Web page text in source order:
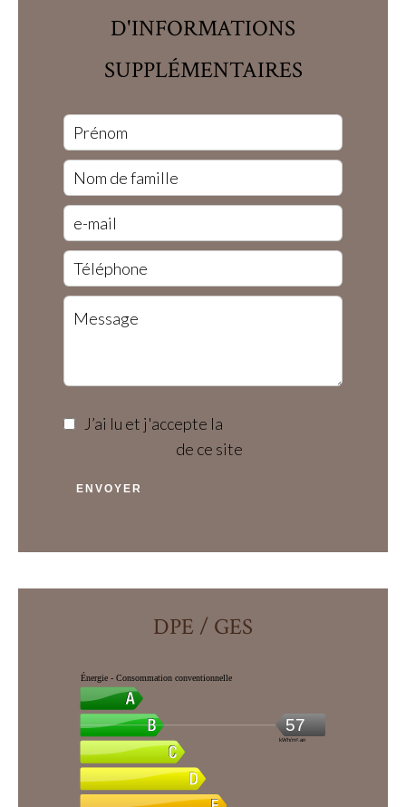
D'INFORMATIONS
SUPPLÉMENTAIRES
J’ai lu et j'accepte la
de ce site
ENVOYER
DPE / GES
Énergie - Consommation conventionnelle
57
kWh/m².an